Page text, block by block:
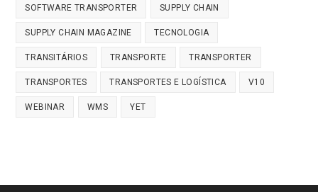
SOFTWARE TRANSPORTER SUPPLY CHAIN
SUPPLY CHAIN MAGAZINE TECNOLOGIA
TRANSITÁRIOS TRANSPORTE TRANSPORTER
TRANSPORTES TRANSPORTES E LOGÍSTICA V10
WEBINAR WMS YET